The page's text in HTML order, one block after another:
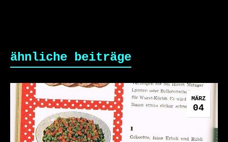
ähnliche beiträge
MÄRZ
04